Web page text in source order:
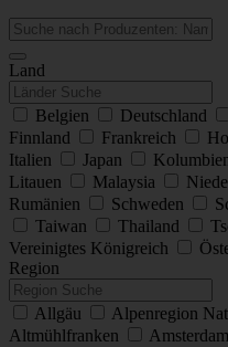
Land
Belgien Deutschland
Finnland
Frankreich
Italien
Japan
Litauen
Malaysia
Rumänien
Schweden
Taiwan
Thailand
Vereinigtes Königreich
Region
Allgäu
Alpenregion
Altmühlfranken
Amsterdam